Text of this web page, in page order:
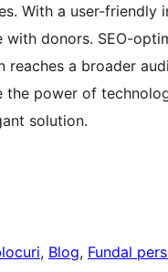
With a user-
donors. SEO-
reaches a broader
the power of
solution.
, Blog, Fundal